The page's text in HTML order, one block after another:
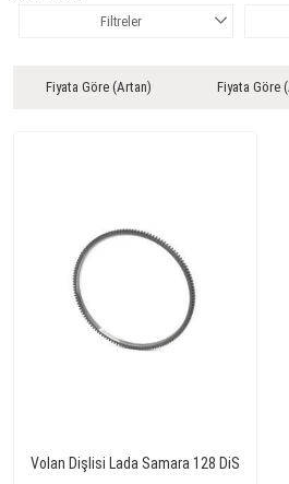
Filtreler
Fiyata Göre (Artan) Fiyata Göre
Volan Dişlisi Lada Samara 128 DiS